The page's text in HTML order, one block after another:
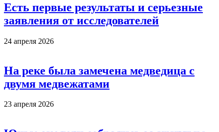
Есть первые результаты и серьезные
заявления от исследователей
24 апреля 2026
На реке была замечена медведица с
двумя медвежатами
23 апреля 2026